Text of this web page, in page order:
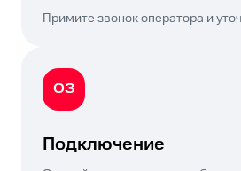
Примите звонок оператора и
03
Подключение